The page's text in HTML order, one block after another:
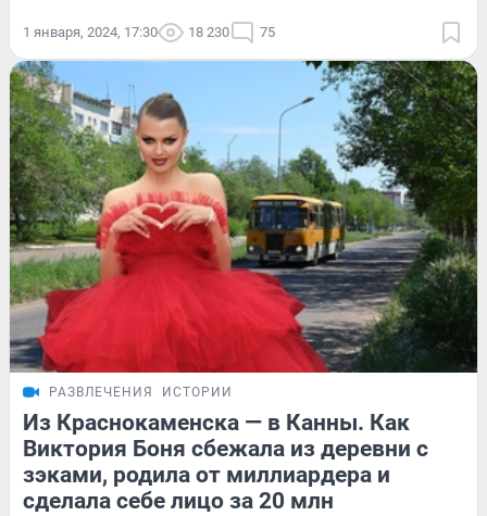
1 января, 2024, 17:30 18 230 75
РАЗВЛЕЧЕНИЯ ИСТОРИИ
Из Краснокаменска — в Канны. Как
Виктория Боня сбежала из деревни с
зэками, родила от миллиардера и
сделала себе лицо за 20 млн